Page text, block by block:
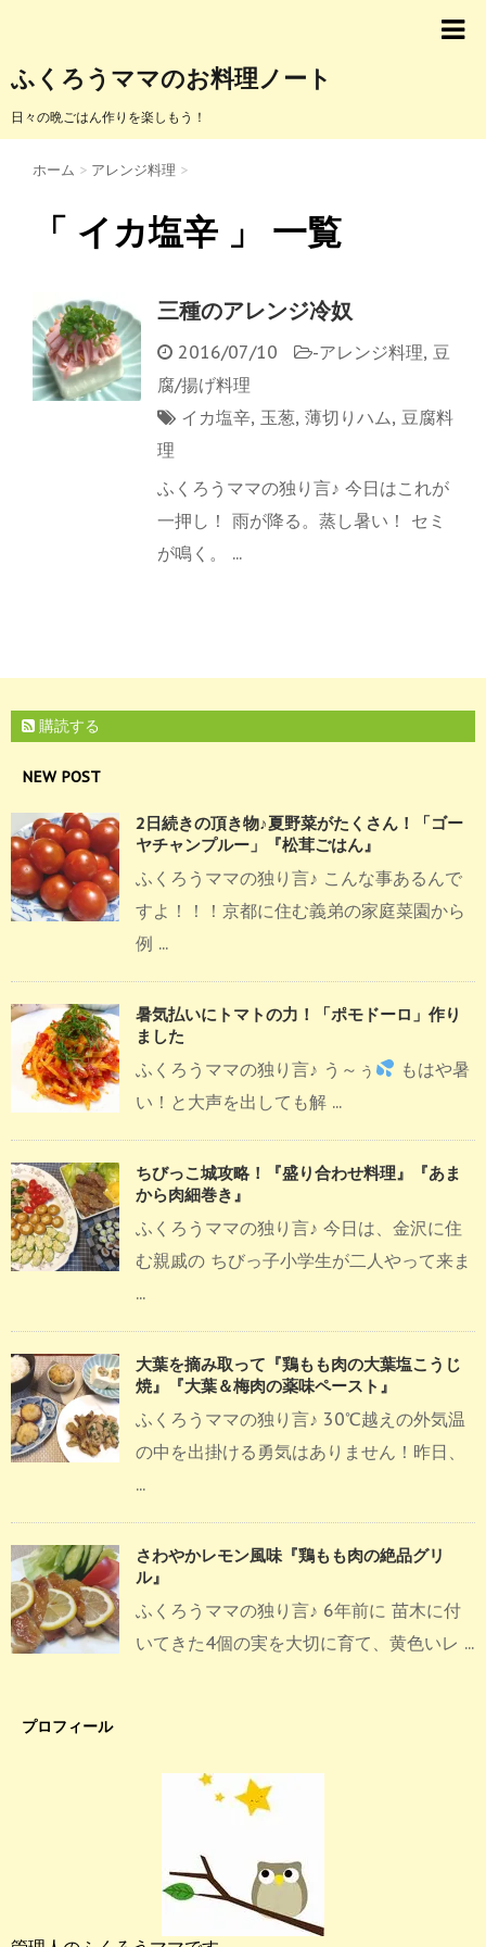
ふくろうママのお料理ノート
日々の晩ごはん作りを楽しもう！
ホーム > アレンジ料理 >
「 イカ塩辛 」 一覧
三種のアレンジ冷奴
2016/07/10 -アレンジ料理, 豆
腐/揚げ料理
イカ塩辛, 玉葱, 薄切りハム, 豆腐料
理
ふくろうママの独り言♪ 今日はこれが
一押し！ 雨が降る。蒸し暑い！ セミ
が鳴く。 ...
購読する
NEW POST
2日続きの頂き物♪夏野菜がたくさん！「ゴー
ヤチャンプルー」『松茸ごはん』
ふくろうママの独り言♪ こんな事あるんで
すよ！！！京都に住む義弟の家庭菜園から
例 ...
暑気払いにトマトの力！「ポモドーロ」作り
ました
ふくろうママの独り言♪ う～ぅ
もはや暑
い！と大声を出しても解 ...
ちびっこ城攻略！『盛り合わせ料理』『あま
から肉細巻き』
ふくろうママの独り言♪ 今日は、金沢に住
む親戚の ちびっ子小学生が二人やって来ま
...
大葉を摘み取って『鶏もも肉の大葉塩こうじ
焼』『大葉＆梅肉の薬味ペースト』
ふくろうママの独り言♪ 30℃越えの外気温
の中を出掛ける勇気はありません！昨日、
...
さわやかレモン風味『鶏もも肉の絶品グリ
ル』
ふくろうママの独り言♪ 6年前に 苗木に付
いてきた4個の実を大切に育て、黄色いレ ...
プロフィール